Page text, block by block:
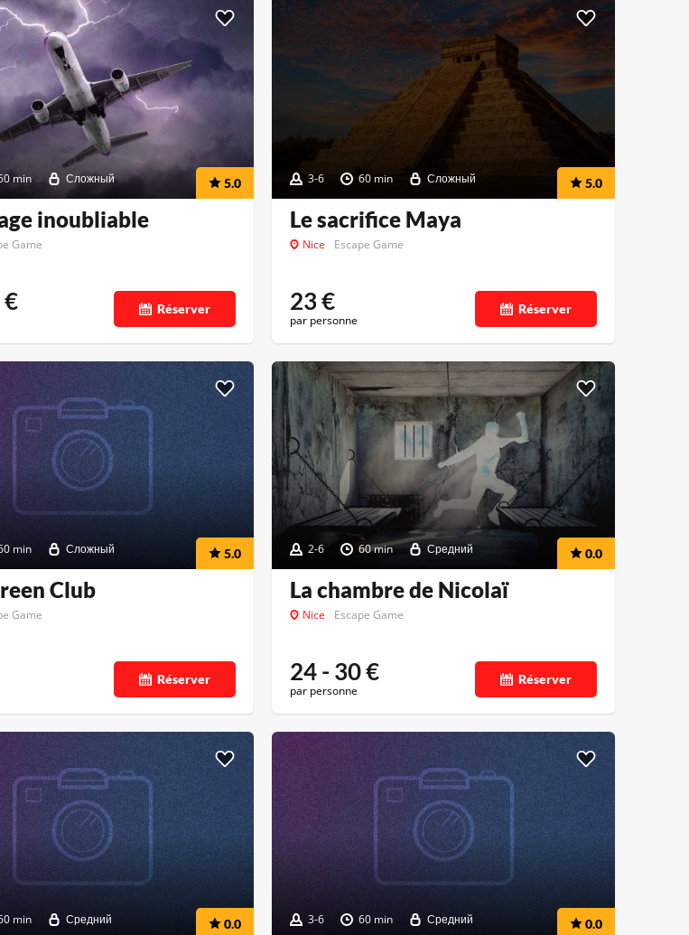
min Сложный 5.0
inoubliable
Game
€ Réserver
3-6 60 min Сложный 5.0
Le sacrifice Maya
Nice Escape Game
23€
par personne
Réserver
min Сложный 5.0
Club
Game
Réserver
2-6 60 min Средний 0.0
La chambre de Nicolaï
Nice Escape Game
24 - 30€
par personne
Réserver
min Средний 0.0 3-6 60 min Средний 0.0